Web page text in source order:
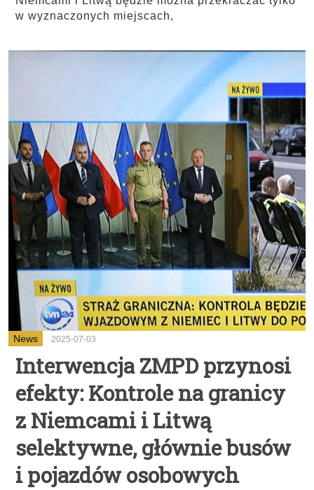
w wyznaczonych miejscach,
News 2025-07-03
Interwencja ZMPD przynosi
efekty: Kontrole na granicy
z Niemcami i Litwą
selektywne, głównie busów
i pojazdów osobowych